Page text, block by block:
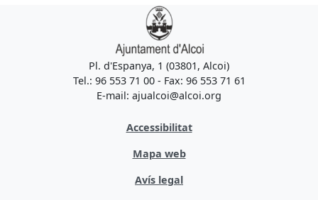
Pl. d'Espanya, 1 (03801, Alcoi)
Tel.: 96 553 71 00 - Fax: 96 553 71 61
E-mail: ajualcoi@alcoi.org
Accessibilitat
Mapa web
Avís legal